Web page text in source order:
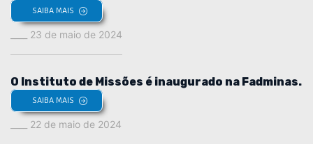
SAIBA MAIS
23 de maio de 2024
O Instituto de Missões é inaugurado na Fadminas.
SAIBA MAIS
22 de maio de 2024